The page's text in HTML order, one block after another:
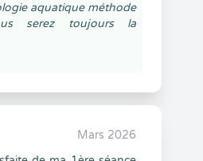
aquatique méthode
serez toujours la
Mars 2026